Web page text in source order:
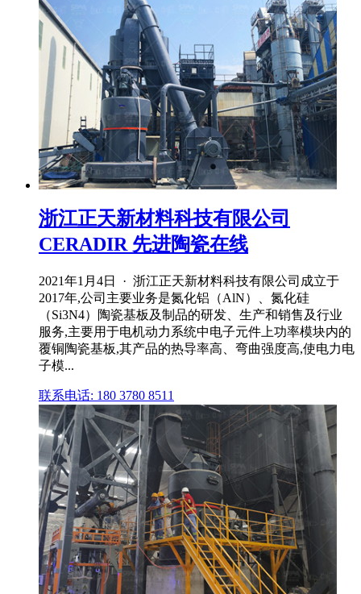
浙江正天新材料科技有限公司
CERADIR 先进陶瓷在线
2021年1月4日 · 浙江正天新材料科技有限公司成立于
2017年,公司主要业务是氮化铝（AlN）、氮化硅
（Si3N4）陶瓷基板及制品的研发、生产和销售及行业
服务,主要用于电机动力系统中电子元件上功率模块内的
覆铜陶瓷基板,其产品的热导率高、弯曲强度高,使电力电
子模...
联系电话: 180 3780 8511